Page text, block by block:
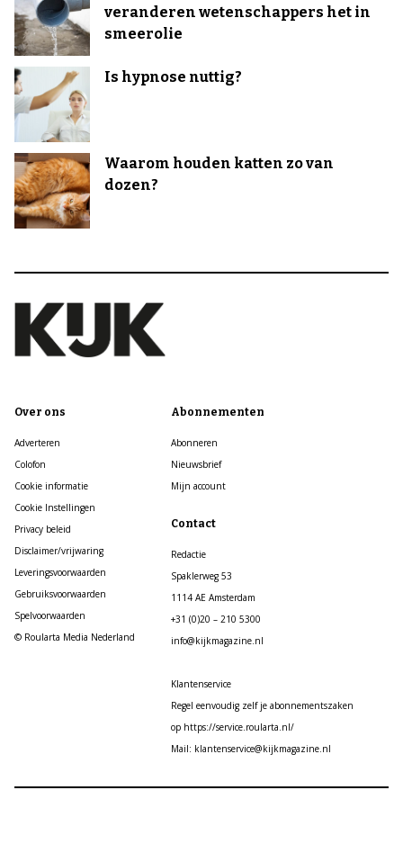
veranderen wetenschappers het in
smeerolie
Is hypnose nuttig?
Waarom houden katten zo van
dozen?
Over ons
Adverteren
Colofon
Cookie informatie
Cookie Instellingen
Privacy beleid
Disclaimer/vrijwaring
Leveringsvoorwaarden
Gebruiksvoorwaarden
Spelvoorwaarden
© Roularta Media Nederland
Abonnementen
Abonneren
Nieuwsbrief
Mijn account
Contact
Redactie
Spaklerweg 53
1114 AE Amsterdam
+31 (0)20 – 210 5300
info@kijkmagazine.nl
Klantenservice
Regel eenvoudig zelf je abonnementszaken
op https://service.roularta.nl/
Mail: klantenservice@kijkmagazine.nl